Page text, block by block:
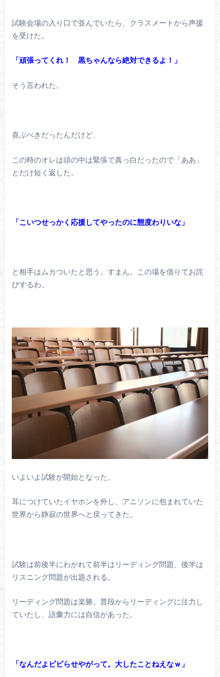
試験会場の入り口で並んでいたら、クラスメートから声援
を受けた。
「頑張ってくれ！ 黒ちゃんなら絶対できるよ！」
そう言われた。
喜ぶべきだったんだけど、
この時のオレは頭の中は緊張で真っ白だったので「ああ」
とだけ短く返した。
「こいつせっかく応援してやったのに態度わりいな」
と相手はムカついたと思う。すまん。この場を借りてお詫
びするわ。
いよいよ試験が開始となった。
耳につけていたイヤホンを外し、アニソンに包まれていた
世界から静寂の世界へと戻ってきた。
試験は前後半にわかれて前半はリーディング問題、後半は
リスニング問題が出題される。
リーディング問題は楽勝、普段からリーディングに注力し
ていたし、語彙力には自信があった。
「なんだよビビらせやがって。大したことねえなｗ」